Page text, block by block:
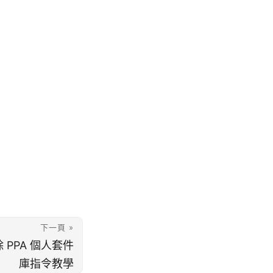
下一頁 »
PPA 個人套件
庫指令教學